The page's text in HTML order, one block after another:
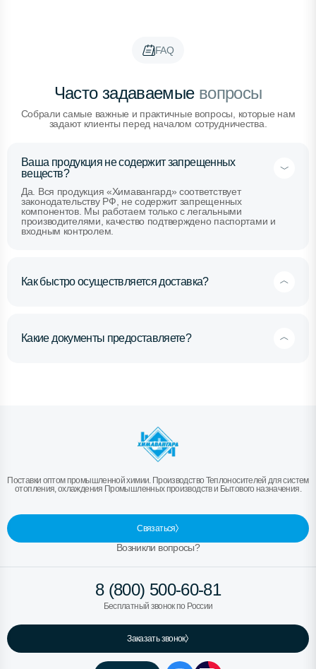
FAQ
Часто задаваемыевопросы
Собрали самые важные и практичные вопросы, которые нам
задают клиенты перед началом сотрудничества.
Ваша продукция не содержит запрещенных
веществ?
Да. Вся продукция «Химавангард» соответствует
законодательству РФ, не содержит запрещенных
компонентов. Мы работаем только с легальными
производителями, качество подтверждено паспортами и
входным контролем.
Как быстро осуществляется доставка?
Какие документы предоставляете?
Поставки оптом промышленной химии. Производство Теплоносителей для систем
отопления, охлаждения Промышленных производств и Бытового назначения.
Связаться
Возникли вопросы?
8 (800) 500-60-81
Бесплатный звонок по России
Заказать звонок